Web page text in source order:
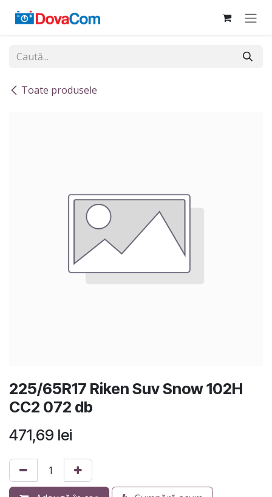
Toate produsele
225/65R17 Riken Suv Snow 102H
CC2 072 db
471,69 lei